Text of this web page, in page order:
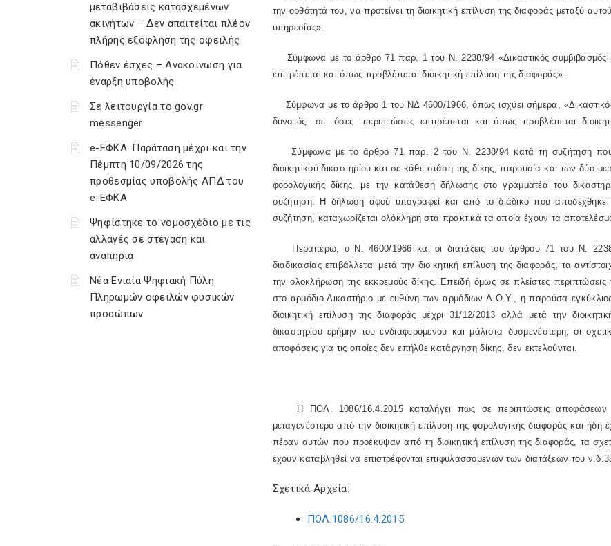
μεταβιβάσεις κατασχεμένων
ακινήτων – Δεν απαιτείται πλέον
πλήρης εξόφληση της οφειλής
Πόθεν έσχες – Ανακοίνωση για
έναρξη υποβολής
Σε λειτουργία το gov.gr
messenger
e-ΕΦΚΑ: Παράταση μέχρι και την
Πέμπτη 10/09/2026 της
προθεσμίας υποβολής ΑΠΔ του
e-ΕΦΚΑ
Ψηφίστηκε το νομοσχέδιο με τις
αλλαγές σε στέγαση και
αναπηρία
Νέα Ενιαία Ψηφιακή Πύλη
Πληρωμών οφειλών φυσικών
προσώπων
την ορθότητά του, να προτείνει τη διοικητική επίλυση της διαφοράς μεταξύ
υπηρεσίας».
Σύμφωνα με το άρθρο 71 παρ. 1 του Ν. 2238/94 «Δικαστικός συμβιβασμός
επιτρέπεται και όπως προβλέπεται διοικητική επίλυση της διαφοράς».
Σύμφωνα με το άρθρο 1 του ΝΔ 4600/1966, όπως ισχύει σήμερα,
δυνατός σε όσες περιπτώσεις επιτρέπεται και όπως προβλέπεται
Σύμφωνα με το άρθρο 71 παρ. 2 του Ν. 2238/94 κατά τη συζήτηση που
διοικητικού δικαστηρίου και σε κάθε στάση της δίκης, παρουσία και των δύο
φορολογικής δίκης, με την κατάθεση δήλωσης στο γραμματέα του
συζήτηση. Η δήλωση αφού υπογραφεί και από το διάδικο που αποδέχθηκε
συζήτηση, καταχωρίζεται ολόκληρη στα πρακτικά τα οποία έχουν τα
Περαιτέρω, ο Ν. 4600/1966 και οι διατάξεις του άρθρου 71 του Ν.
διαδικασίας επιβάλλεται μετά την διοικητική επίλυση της διαφοράς, τα
την ολοκλήρωση της εκκρεμούς δίκης. Επειδή όμως σε πλείστες
στο αρμόδιο Δικαστήριο με ευθύνη των αρμόδιων Δ.Ο.Υ., η παρούσα εγκύκλιος
διοικητική επίλυση της διαφοράς μέχρι 31/12/2013 αλλά μετά την
δικαστηρίου ερήμην του ενδιαφερόμενου και μάλιστα δυσμενέστερη, οι
αποφάσεις για τις οποίες δεν επήλθε κατάργηση δίκης, δεν εκτελούνται.
Η ΠΟΛ. 1086/16.4.2015 καταλήγει πως σε περιπτώσεις αποφάσεων
μεταγενέστερο από την διοικητική επίλυση της φορολογικής διαφοράς και
πέραν αυτών που προέκυψαν από τη διοικητική επίλυση της διαφοράς, τα
έχουν καταβληθεί να επιστρέφονται επιφυλασσόμενων των διατάξεων του
Σχετικά Αρχεία:
ΠΟΛ.1086/16.4.2015